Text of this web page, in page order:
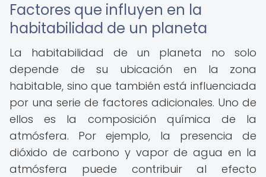
Factores que influyen en la
habitabilidad de un planeta
La habitabilidad de un planeta no solo
depende de su ubicación en la zona
habitable, sino que también está influenciada
por una serie de factores adicionales. Uno de
ellos es la composición química de la
atmósfera. Por ejemplo, la presencia de
dióxido de carbono y vapor de agua en la
atmósfera puede contribuir al efecto